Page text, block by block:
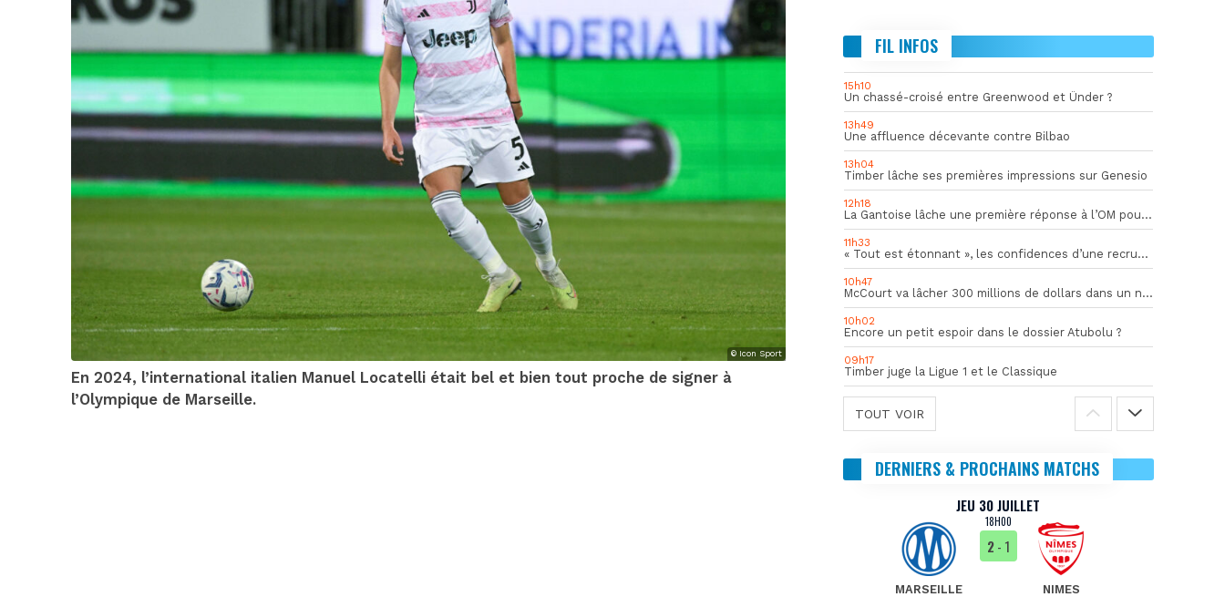
© Icon Sport
En 2024, l’international italien Manuel Locatelli était bel et bien tout proche de signer à
l’Olympique de Marseille.
FIL INFOS
15h10
Un chassé-croisé entre Greenwood et Ünder ?
13h49
Une affluence décevante contre Bilbao
13h04
Timber lâche ses premières impressions sur Genesio
12h18
La Gantoise lâche une première réponse à l’OM pour Goore
11h33
« Tout est étonnant », les confidences d’une recrue du mercato hivernal de l’OM
10h47
McCourt va lâcher 300 millions de dollars dans un nouveau projet
10h02
Encore un petit espoir dans le dossier Atubolu ?
09h17
Timber juge la Ligue 1 et le Classique
TOUT VOIR
DERNIERS & PROCHAINS MATCHS
JEU 30 JUILLET
18H00
MARSEILLE
2- 1
NIMES